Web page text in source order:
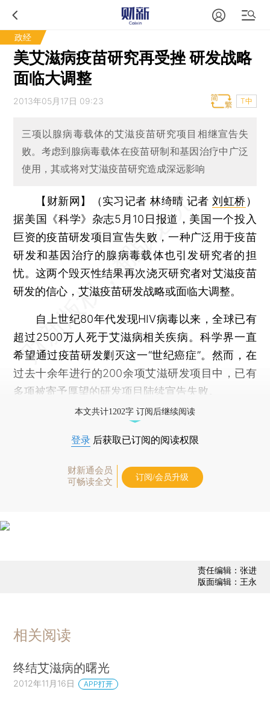
政经
美艾滋病疫苗研究再受挫 研发战略
面临大调整
2013年05月17日 09:23 T中
三项以腺病毒载体的艾滋疫苗研究项目相继宣告失
败。考虑到腺病毒载体在疫苗研制和基因治疗中广泛
使用，其或将对艾滋疫苗研究造成深远影响
【财新网】（实习记者 林绮晴 记者刘虹桥 ）
据美国《科学》杂志5月10日报道，美国一个投入
巨资的疫苗研发项目宣告失败，一种广泛用于疫苗
研发和基因治疗的腺病毒载体也引发研究者的担
忧。这两个毁灭性结果再次浇灭研究者对艾滋疫苗
研发的信心，艾滋疫苗研发战略或面临大调整。
自上世纪80年代发现HIV病毒以来，全球已有
超过2500万人死于艾滋病相关疾病。科学界一直
希望通过疫苗研发剿灭这一“世纪癌症”。然而，在
过去十余年进行的200余项艾滋研发项目中，已有
多项被寄予厚望的研发项目陆续宣告失败。
本文共计1202字 订阅后继续阅读
登录 后获取已订阅的阅读权限
财新通会员
可畅读全文
订阅/会员升级
责任编辑：张进
版面编辑：王永
相关阅读
终结艾滋病的曙光
2012年11月16日 APP打开